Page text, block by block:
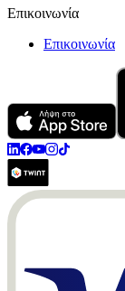
Επικοινωνία
Επικοινωνία